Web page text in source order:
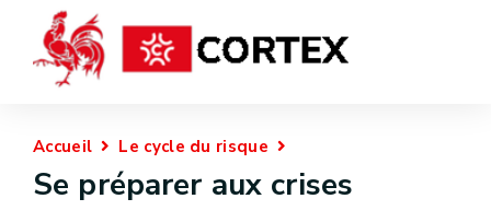
Accueil Le cycle du risque
Se préparer aux crises